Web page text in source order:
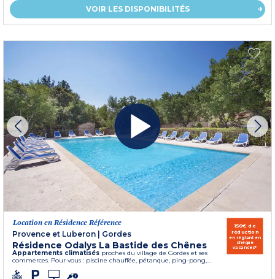
VOIR LES DISPONIBILITÉS
Location en Résidence Référence
Provence et Luberon | Gordes
Résidence Odalys La Bastide des Chênes
Appartements climatisés proches du village de Gordes et ses
commerces. Pour vous : piscine chauffée, pétanque, ping-pong,...
150€ de
réduction
en réglant en
chèque
vacances*